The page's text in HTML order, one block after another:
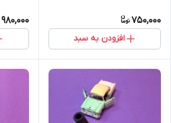
750,000
افزودن به سبد
980,000